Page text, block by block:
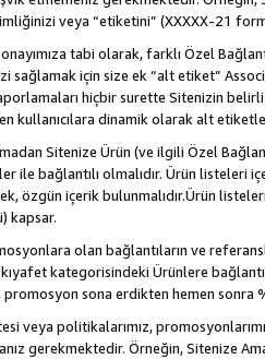
veya “etiketini” (XXXXX-21
tabi olarak, farklı Özel
sağlamak için size ek “alt etiket”
hiçbir surette Sitenizin belirli
kullanıcılara dinamik olarak alt
Sitenize Ürün (ve ilgili Özel
ile bağlantılı olmalıdır. Ürün listeleri
özgün içerik bulunmalıdır.Ürün
kapsar.
olan bağlantıların ve
kategorisindeki Ürünlere
sona erdikten hemen sonra
veya politikalarımız,
gerekmektedir. Örneğin, Sitenize